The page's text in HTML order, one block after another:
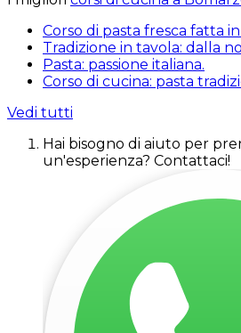
Corso di pasta fresca fatta
Tradizione in tavola: dalla
Pasta: passione italiana.
Corso di cucina: pasta
Vedi tutti
Hai bisogno di aiuto per
un'esperienza? Contattaci!